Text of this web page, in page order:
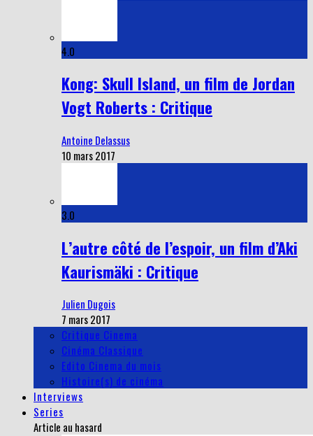
4.0
Kong: Skull Island, un film de Jordan
Vogt Roberts : Critique
Antoine Delassus
10 mars 2017
3.0
L’autre côté de l’espoir, un film d’Aki
Kaurismäki : Critique
Julien Dugois
7 mars 2017
Critique Cinema
Cinéma Classique
Edito Cinema du mois
Histoire(s) de cinéma
Interviews
Series
Article au hasard